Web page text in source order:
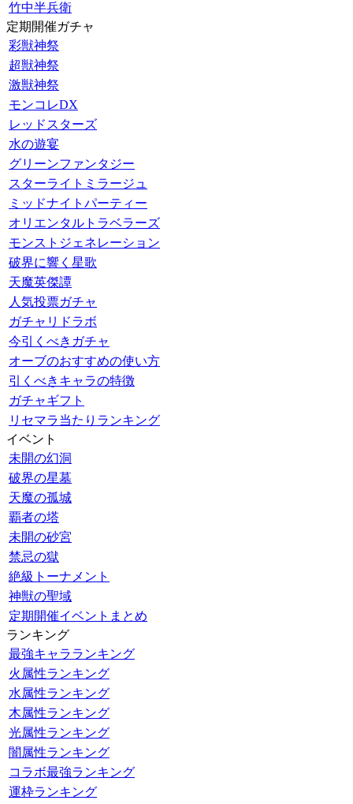
竹中半兵衛
定期開催ガチャ
彩獣神祭
超獣神祭
激獣神祭
モンコレDX
レッドスターズ
水の遊宴
グリーンファンタジー
スターライトミラージュ
ミッドナイトパーティー
オリエンタルトラベラーズ
モンストジェネレーション
破界に響く星歌
天魔英傑譚
人気投票ガチャ
ガチャリドラボ
今引くべきガチャ
オーブのおすすめの使い方
引くべきキャラの特徴
ガチャギフト
リセマラ当たりランキング
イベント
未開の幻洞
破界の星墓
天魔の孤城
覇者の塔
未開の砂宮
禁忌の獄
絶級トーナメント
神獣の聖域
定期開催イベントまとめ
ランキング
最強キャラランキング
火属性ランキング
水属性ランキング
木属性ランキング
光属性ランキング
闇属性ランキング
コラボ最強ランキング
運枠ランキング